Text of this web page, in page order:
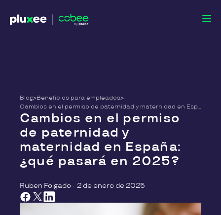
Cambios en el permiso
de paternidad y
maternidad en España:
¿qué pasará en 2025?
Ruben Folgado · 2 de enero de 2025
Blog>Beneficios para empleados>
Cambios en el permiso de paternidad y maternidad en España: ¿qué pasará en 2025?